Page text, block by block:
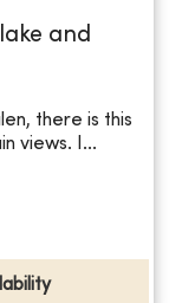
and
there is this
views. I...